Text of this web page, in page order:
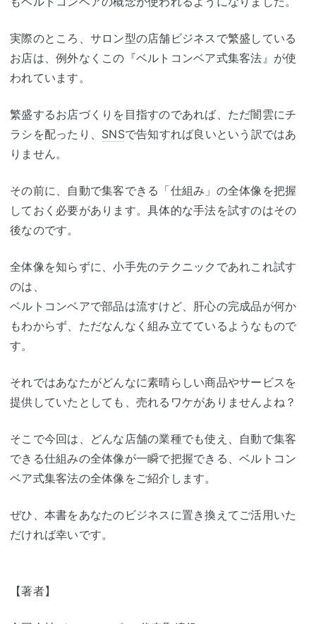
実際のところ、サロン型の店舗ビジネスで繁盛している
お店は、例外なくこの『ベルトコンベア式集客法』が使
われています。
繁盛するお店づくりを目指すのであれば、ただ闇雲にチ
ラシを配ったり、 SNSで告知すれば良いという訳ではあ
りません。
その前に、自動で集客できる「仕組み」の全体像を把握
しておく必要があります。具体的な手法を試すのはその
後なのです。
全体像を知らずに、小手先のテクニックであれこれ試す
のは、
ベルトコンベアで部品は流すけど、肝心の完成品が何か
もわからず、ただなんなく組み立てているようなもので
す。
それではあなたがどんなに素晴らしい商品やサービスを
提供していたとしても、売れるワケがありませんよね？
そこで今回は、どんな店舗の業種でも使え、自動で集客
できる仕組みの全体像が一瞬で把握できる、ベルトコン
ベア式集客法の全体像をご紹介します。
ぜひ、本書をあなたのビジネスに置き換えてご活用いた
だければ幸いです。
【著者】